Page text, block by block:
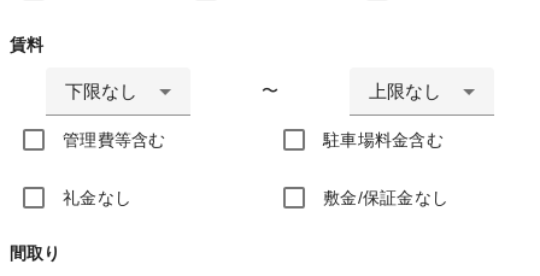
賃料
下限なし 〜 上限なし
管理費等含む 駐車場料金含む
礼金なし 敷金/保証金なし
間取り